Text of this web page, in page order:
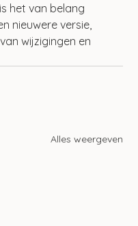
het van belang
nieuwere versie,
wijzigingen en
Alles weergeven